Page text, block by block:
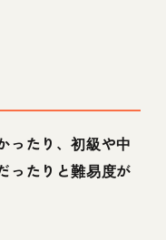
ったり、初級や中
ったりと難易度が